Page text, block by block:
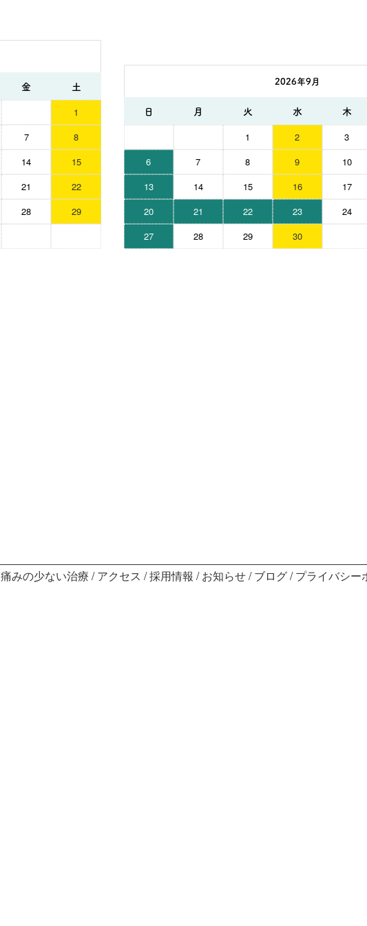
金 土
1
7
8
14
15
21
22
28
29
2026年9月
日 月 火 水 木
1 2
3
6
7 8 9
10
13
14 15 16
17
20
21 22 23
24
27
28 29 30
痛みの少ない治療 アクセス 採用情報 お知らせ ブログ プライバシー